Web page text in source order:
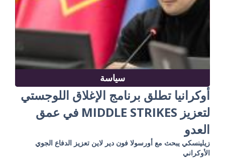
سياسة
أوكرانيا تطلق برنامج الإغلاق اللوجستي
لتعزيز MIDDLE STRIKES في عمق
العدو
زيلينسكي يبحث مع أورسولا فون دير لاين تعزيز الدفاع الجوي
الأوكراني